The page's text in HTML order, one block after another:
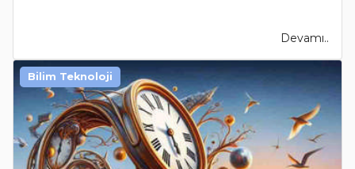
Devamı..
Bilim Teknoloji